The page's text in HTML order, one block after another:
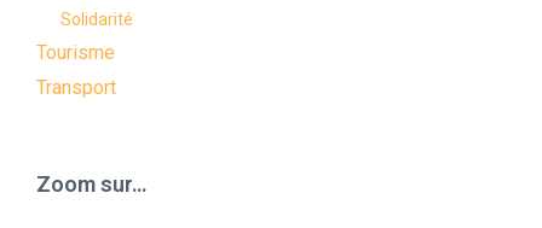
Solidarité
Tourisme
Transport
Zoom sur…